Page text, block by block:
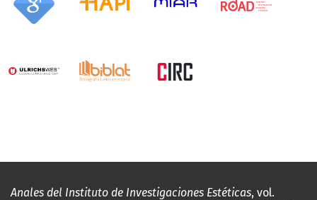
Anales del Instituto de Investigaciones Estéticas, vol.